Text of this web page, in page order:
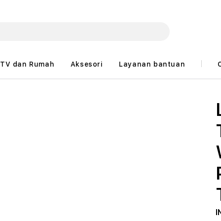
TV dan Rumah Aksesori Layanan bantuan